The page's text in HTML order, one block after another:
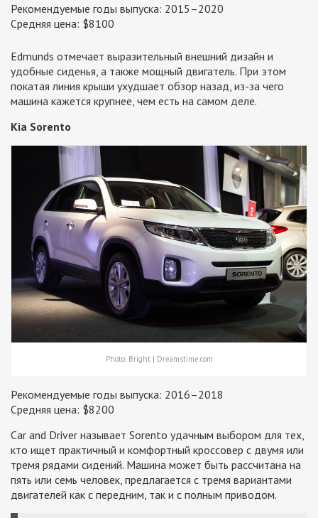
Рекомендуемые годы выпуска: 2015–2020
Средняя цена: $8100
Edmunds отмечает выразительный внешний дизайн и
удобные сиденья, а также мощный двигатель. При этом
покатая линия крыши ухудшает обзор назад, из-за чего
машина кажется крупнее, чем есть на самом деле.
Kia Sorento
Photo: Bright | Dreamstime.com
Рекомендуемые годы выпуска: 2016–2018
Средняя цена: $8200
Car and Driver называет Sorento удачным выбором для тех,
кто ищет практичный и комфортный кроссовер с двумя или
тремя рядами сидений. Машина может быть рассчитана на
пять или семь человек, предлагается с тремя вариантами
двигателей как с передним, так и с полным приводом.